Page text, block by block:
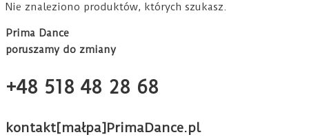
Nie znaleziono produktów, których szukasz.
Prima Dance
poruszamy do zmiany
+48 518 48 28 68
kontakt[małpa]PrimaDance.pl